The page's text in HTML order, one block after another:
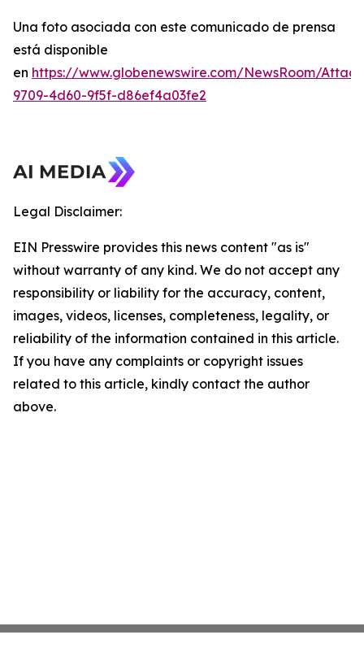
Una foto asociada con este comunicado de prensa
está disponible
en https://www.globenewswire.com/NewsRoom/
9709-4d60-9f5f-d86ef4a03fe2
Legal Disclaimer:
EIN Presswire provides this news content "as is"
without warranty of any kind. We do not accept any
responsibility or liability for the accuracy, content,
images, videos, licenses, completeness, legality, or
reliability of the information contained in this article.
If you have any complaints or copyright issues
related to this article, kindly contact the author
above.